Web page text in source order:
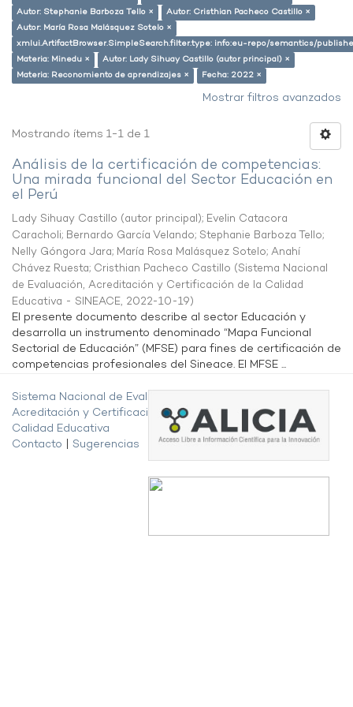
Autor: Stephanie Barboza Tello ×
Autor: Cristhian Pacheco Castillo ×
Autor: María Rosa Malásquez Sotelo ×
xmlui.ArtifactBrowser.SimpleSearch.filter.type: info:eu-repo/semantics/
Materia: Minedu ×
Autor: Lady Sihuay Castillo (autor principal) ×
Materia: Reconomiento de aprendizajes ×
Fecha: 2022 ×
Mostrar filtros avanzados
Mostrando ítems 1-1 de 1
Análisis de la certificación de competencias:
Una mirada funcional del Sector Educación en
el Perú
Lady Sihuay Castillo (autor principal); Evelin Catacora
Caracholi; Bernardo García Velando; Stephanie Barboza Tello;
Nelly Góngora Jara; María Rosa Malásquez Sotelo; Anahí
Chávez Ruesta; Cristhian Pacheco Castillo (Sistema Nacional
de Evaluación, Acreditación y Certificación de la Calidad
Educativa - SINEACE, 2022-10-19)
El presente documento describe al sector Educación y
desarrolla un instrumento denominado “Mapa Funcional
Sectorial de Educación” (MFSE) para fines de certificación de
competencias profesionales del Sineace. El MFSE ...
Sistema Nacional de Evaluación,
Acreditación y Certificación de la
Calidad Educativa
Contacto
Sugerencias